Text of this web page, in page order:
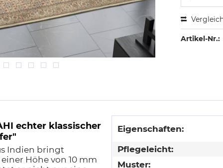
Artikel-Nr.:
echter klassischer
Indien bringt
Höhe von 10 mm
Eigenschaften:
Pflegeleicht:
Muster: